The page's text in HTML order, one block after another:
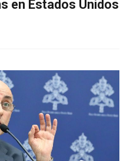
en Estados Unidos